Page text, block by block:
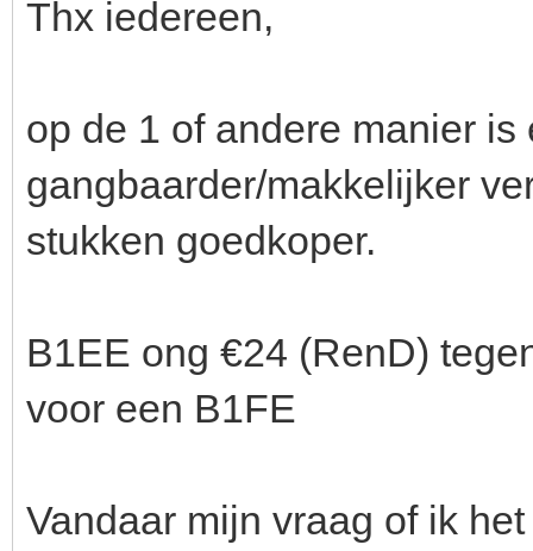
Thx iedereen,
op de 1 of andere manier is
gangbaarder/makkelijker
stukken goedkoper.
B1EE ong €24 (RenD)
voor een B1FE
Vandaar mijn vraag of ik